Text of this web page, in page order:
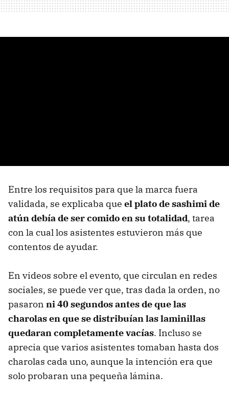
Entre los requisitos para que la marca fuera
validada, se explicaba que el plato de sashimi de
atún debía de ser comido en su totalidad, tarea
con la cual los asistentes estuvieron más que
contentos de ayudar.
En videos sobre el evento, que circulan en redes
sociales, se puede ver que, tras dada la orden, no
pasaron ni 40 segundos antes de que las
charolas en que se distribuían las laminillas
quedaran completamente vacías. Incluso se
aprecia que varios asistentes tomaban hasta dos
charolas cada uno, aunque la intención era que
solo probaran una pequeña lámina.